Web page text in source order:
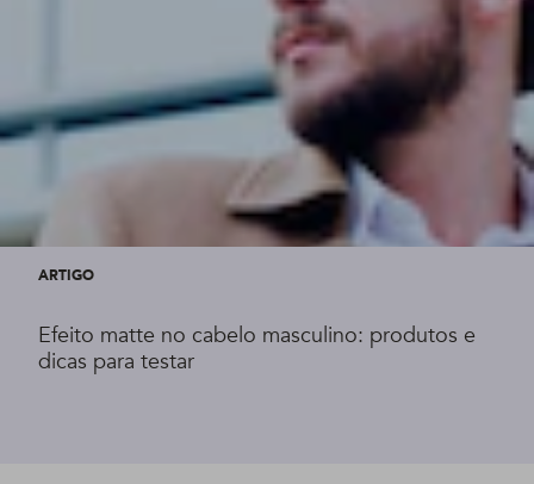
ARTIGO
Efeito matte no cabelo masculino: produtos e
dicas para testar